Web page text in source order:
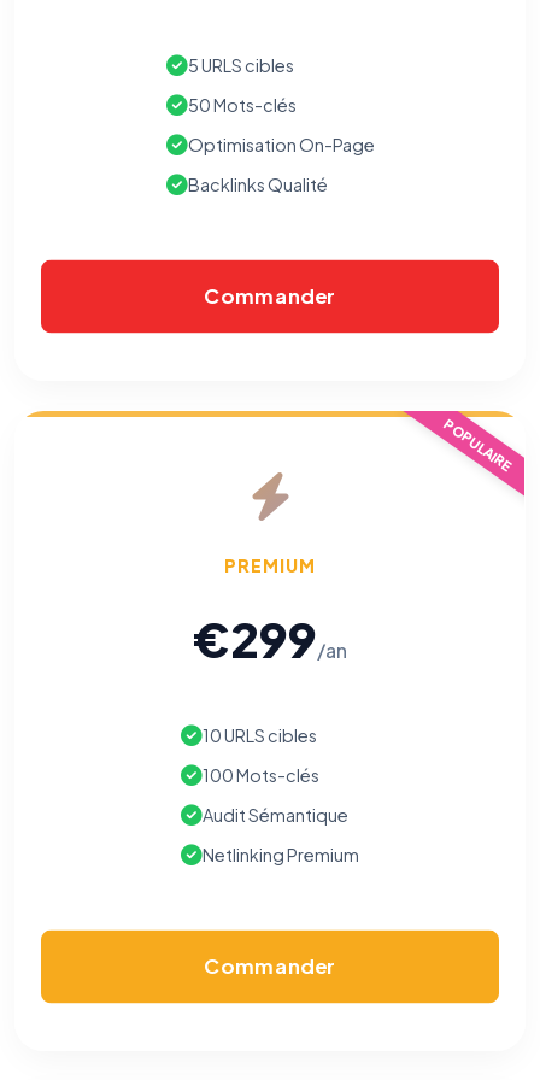
5 URLS cibles
50 Mots-clés
Optimisation On-Page
Backlinks Qualité
Commander
POPULAIRE
PREMIUM
€299/an
10 URLS cibles
100 Mots-clés
Audit Sémantique
Netlinking Premium
Commander